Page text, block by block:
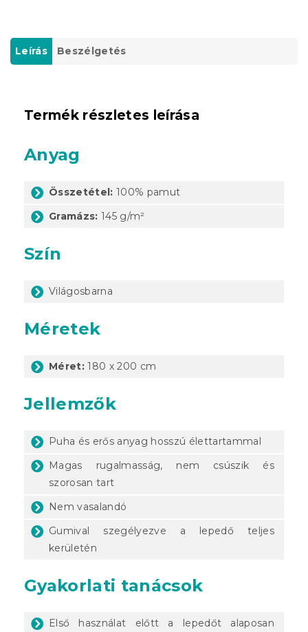
Leírás Beszélgetés
Termék részletes leírása
Anyag
Összetétel: 100% pamut
Gramázs: 145 g/m²
Szín
Világosbarna
Méretek
Méret: 180 x 200 cm
Jellemzők
Puha és erős anyag hosszú élettartammal
Magas rugalmasság, nem csúszik és
szorosan tart
Nem vasalandó
Gumival szegélyezve a lepedő teljes
kerületén
Gyakorlati tanácsok
Első használat előtt a lepedőt alaposan